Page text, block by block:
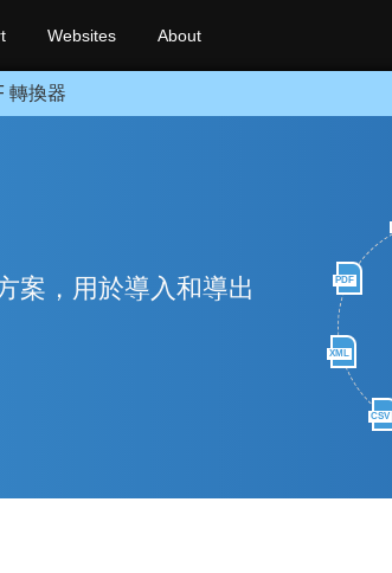
Websites About
轉換器
PDF
XML
CSV
案，用於導入和導出